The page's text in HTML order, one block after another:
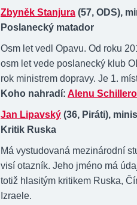
Zbyněk Stanjura (57, ODS),
Poslanecký matador
Osm let vedl Opavu. Od roku
osm let vede poslanecký klub
rok ministrem dopravy. Je 1.
Koho nahradí: Alenu
Jan Lipavský (36, Piráti),
Kritik Ruska
Má vystudovaná mezinárodní
visí otazník. Jeho jméno má
totiž hlasitým kritikem Ruska,
Izraele.